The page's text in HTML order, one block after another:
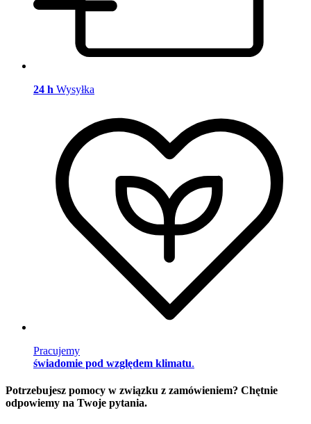
24 h Wysyłka
Pracujemy
świadomie pod względem klimatu.
Potrzebujesz pomocy w związku z zamówieniem? Chętnie
odpowiemy na Twoje pytania.